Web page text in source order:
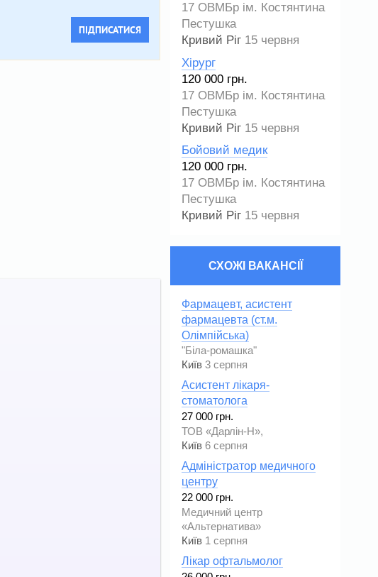
ПІДПИСАТИСЯ
17 ОВМБр ім. Костянтина
Пестушка
Кривий Ріг 15 червня
Хірург
120 000 грн.
17 ОВМБр ім. Костянтина
Пестушка
Кривий Ріг 15 червня
Бойовий медик
120 000 грн.
17 ОВМБр ім. Костянтина
Пестушка
Кривий Ріг 15 червня
СХОЖІ ВАКАНСІЇ
Фармацевт, асистент
фармацевта (ст.м.
Олімпійська)
"Біла-ромашка"
Київ 3 серпня
Асистент лікаря-
стоматолога
27 000 грн.
ТОВ «Дарлін-Н»,
Київ 6 серпня
Адміністратор медичного
центру
22 000 грн.
Медичний центр
«Альтернатива»
Київ 1 серпня
Лікар офтальмолог